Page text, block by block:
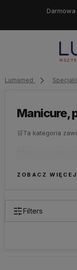
Lumamed
Manicure,
🛒Ta kategoria
ZOBACZ WIĘCEJ
Filters